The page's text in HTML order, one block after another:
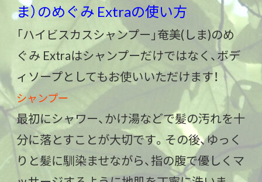
ま）のめぐみ Extraの使い方
「ハイビスカスシャンプー」奄美(しま)のめ
ぐみ Extraはシャンプーだけではなく、ボデ
ィソープとしてもお使いいただけます！
シャンプー
最初にシャワー、かけ湯などで髪の汚れを十
分に落とすことが大切です。その後、ゆっく
りと髪に馴染ませながら、指の腹で優しくマ